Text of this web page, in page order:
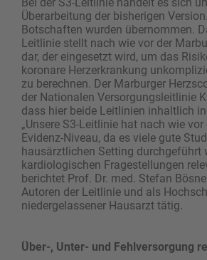
Bei der S3-Leitlinie handelt es sich
Überarbeitung der bisherigen
Botschaften wurden übernommen.
Leitlinie stellt nach wie vor der
dar, der eingesetzt wird, um das
koronare Herzerkrankung
zu berechnen. Der Marburger
der Nationalen Versorgungsleitlinie
dass hier beide Leitlinien inhaltlich
„Unsere S3-Leitlinie hat nach wie vor
Evidenz-Niveau, da es viele gute
hausärztlichen Setting durchgeführt
kardiologischen Fragestellungen
berichtet Prof. Dr. med. Stefan
Autoren der Leitlinie und als
niedergelassener Hausarzt tätig.
Über-, Unter- und Fehlversorgung